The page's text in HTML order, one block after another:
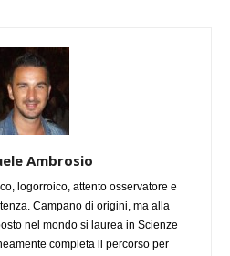
Ambrosio
logorroico, attento osservatore e
Campano di origini, ma alla
nel mondo si laurea in Scienze
completa il percorso per